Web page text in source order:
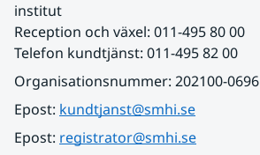
institut
Reception och växel: 011-495 80 00
Telefon kundtjänst: 011-495 82 00
Organisationsnummer: 202100-0696
Epost: kundtjanst@smhi.se
Epost: registrator@smhi.se